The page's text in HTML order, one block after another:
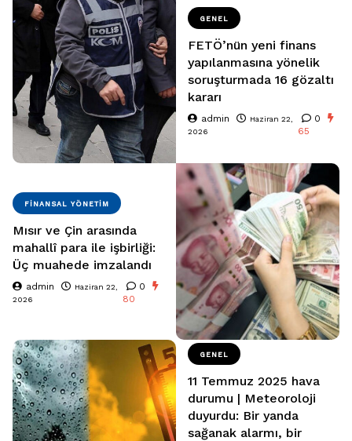
GENEL
FETÖ’nün yeni finans
yapılanmasına yönelik
soruşturmada 16 gözaltı
kararı
admin
Haziran 22,
2026
0
65
FINANSAL YÖNETIM
Mısır ve Çin arasında
mahallî para ile işbirliği:
Üç muahede imzalandı
admin
Haziran 22,
2026
0
80
GENEL
11 Temmuz 2025 hava
durumu | Meteoroloji
duyurdu: Bir yanda
sağanak alarmı, bir